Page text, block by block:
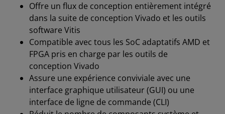
Offre un flux de conception entièrement intégré
dans la suite de conception Vivado et les outils
software Vitis
Compatible avec tous les SoC adaptatifs AMD et
FPGA pris en charge par les outils de
conception Vivado
Assure une expérience conviviale avec une
interface graphique utilisateur (GUI) ou une
interface de ligne de commande (CLI)